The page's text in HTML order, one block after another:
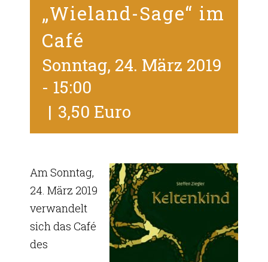
„Wieland-Sage“ im
Café
Sonntag, 24. März 2019
- 15:00
| 3,50 Euro
Am Sonntag,
24. März 2019
verwandelt
sich das Café
des